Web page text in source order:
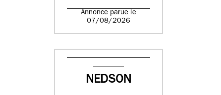
Annonce parue le
07/08/2026
NEDSON